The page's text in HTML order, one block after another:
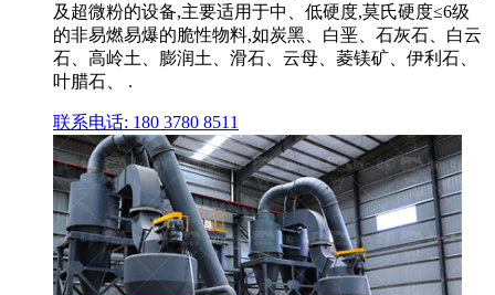
及超微粉的设备,主要适用于中、低硬度,莫氏硬度≤6级
的非易燃易爆的脆性物料,如炭黑、白垩、石灰石、白云
石、高岭土、膨润土、滑石、云母、菱镁矿、伊利石、
叶腊石、 .
联系电话: 180 3780 8511